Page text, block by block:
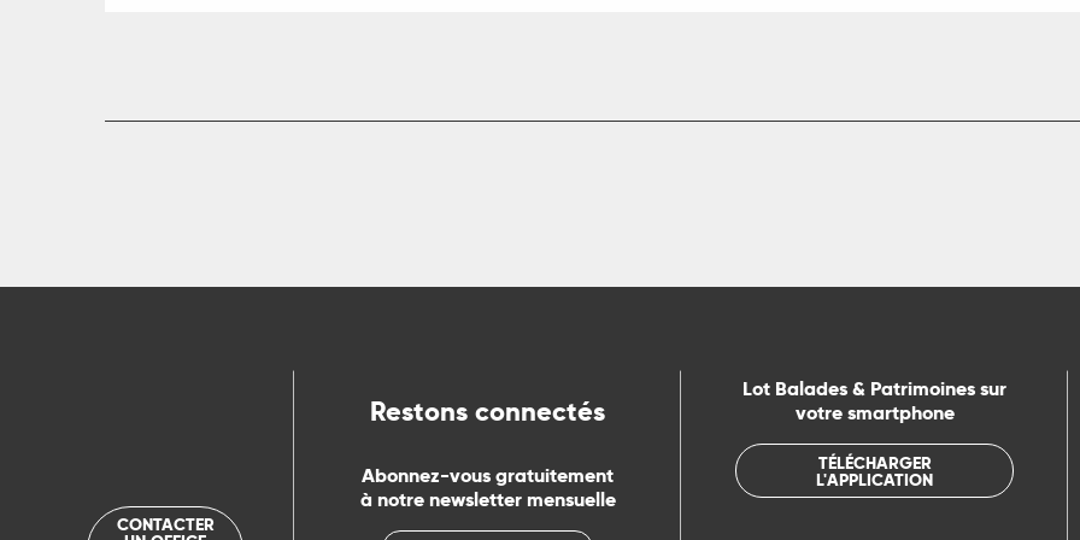
CONTACTER
Restons connectés
Abonnez-vous gratuitement
à notre newsletter mensuelle
Lot Balades & Patrimoines sur
votre smartphone
TÉLÉCHARGER
L'APPLICATION